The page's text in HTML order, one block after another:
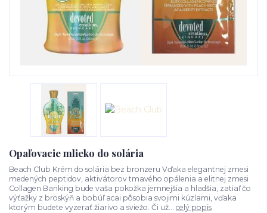
Opaľovacie mlieko do solária
Beach Club Krém do solária bez bronzeru Vďaka elegantnej zmesi
medených peptidov, aktivátorov tmavého opálenia a elitnej zmesi
Collagen Banking bude vaša pokožka jemnejšia a hladšia, zatiaľ čo
výťažky z broskýň a bobúľ acai pôsobia svojimi kúzlami, vďaka
ktorým budete vyzerať žiarivo a sviežo. Či už... celý popis